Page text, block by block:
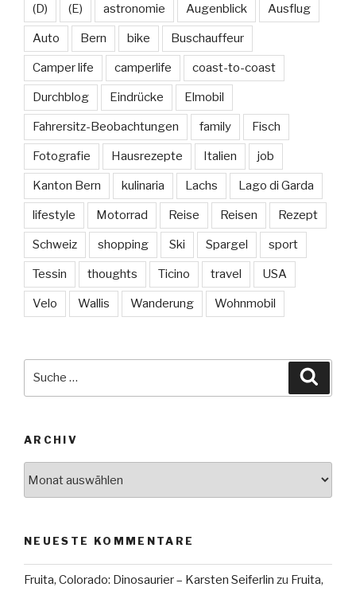
(D) (E) astronomie Augenblick Ausflug
Auto Bern bike Buschauffeur
Camper life camperlife coast-to-coast
Durchblog Eindrücke Elmobil
Fahrersitz-Beobachtungen family Fisch
Fotografie Hausrezepte Italien job
Kanton Bern kulinaria Lachs Lago di Garda
lifestyle Motorrad Reise Reisen Rezept
Schweiz shopping Ski Spargel sport
Tessin thoughts Ticino travel USA
Velo Wallis Wanderung Wohnmobil
ARCHIV
NEUESTE KOMMENTARE
Fruita, Colorado: Dinosaurier – Karsten Seiferlin zu Fruita,